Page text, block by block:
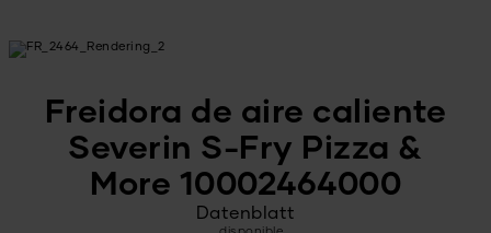
Freidora de aire caliente
Severin S-Fry Pizza &
More 10002464000
Datenblatt